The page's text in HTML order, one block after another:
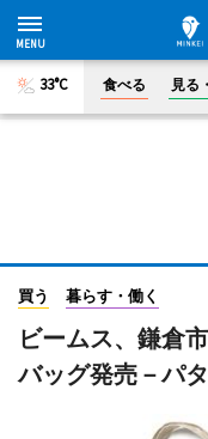
33°C 食べる 見る
買う 暮らす・働く
ビームス、鎌倉
バッグ発売－パ